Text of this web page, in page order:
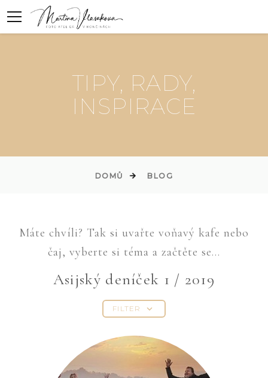
TIPY, RADY,
INSPIRACE
DOMŮ BLOG
Máte chvíli? Tak si uvařte voňavý kafe nebo
čaj, vyberte si téma a začtěte se...
Asijský deníček 1 / 2019
FILTER